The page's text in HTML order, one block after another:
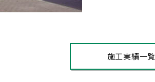
施工実績一覧